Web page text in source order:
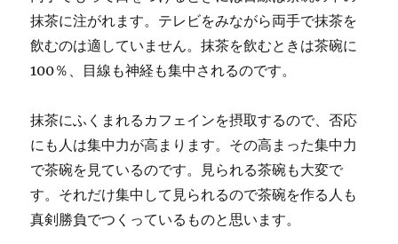
抹茶に注がれます。テレビをみながら両手で抹茶を
飲むのは適していません。抹茶を飲むときは茶碗に
100％、目線も神経も集中されるのです。
抹茶にふくまれるカフェインを摂取するので、否応
にも人は集中力が高まります。その高まった集中力
で茶碗を見ているのです。見られる茶碗も大変で
す。それだけ集中して見られるので茶碗を作る人も
真剣勝負でつくっているものと思います。